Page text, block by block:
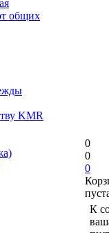
общих
KMR
0
0
0
К